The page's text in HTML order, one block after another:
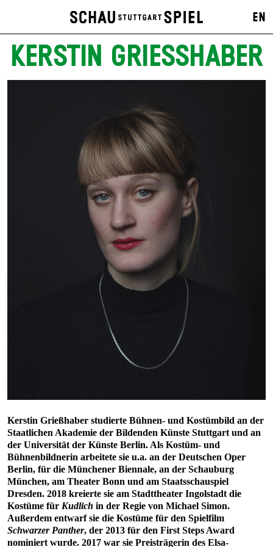
EN
KERSTIN GRIESSHABER
Kerstin Grießhaber studierte Bühnen- und Kostümbild an der
Staatlichen Akademie der Bildenden Künste Stuttgart und an
der Universität der Künste Berlin. Als Kostüm- und
Bühnenbildnerin arbeitete sie u.a. an der Deutschen Oper
Berlin, für die Münchener Biennale, an der Schauburg
München, am Theater Bonn und am Staatsschauspiel
Dresden. 2018 kreierte sie am Stadttheater Ingolstadt die
Kostüme für Kudlich in der Regie von Michael Simon.
Außerdem entwarf sie die Kostüme für den Spielfilm
Schwarzer Panther, der 2013 für den First Steps Award
nominiert wurde. 2017 war sie Preisträgerin des Elsa-